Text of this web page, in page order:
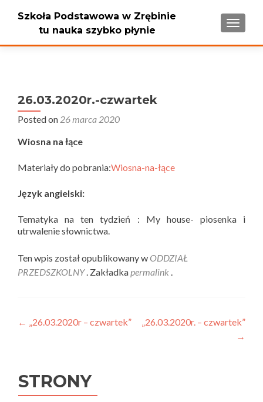
Szkoła Podstawowa w Zrębinie
tu nauka szybko płynie
26.03.2020r.-czwartek
Posted on 26 marca 2020
Wiosna na łące
Materiały do pobrania:Wiosna-na-łące
Język angielski:
Tematyka na ten tydzień : My house- piosenka i
utrwalenie słownictwa.
Ten wpis został opublikowany w ODDZIAŁ
PRZEDSZKOLNY. Zakładkapermalink .
Nawigacja wpisu
← „26.03.2020r – czwartek”
„26.03.2020r. – czwartek”
→
STRONY